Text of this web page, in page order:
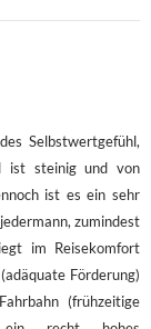
Selbstwertgefühl,
ist steinig und von
ist es ein sehr
zumindest
im Reisekomfort
Förderung)
(frühzeitige